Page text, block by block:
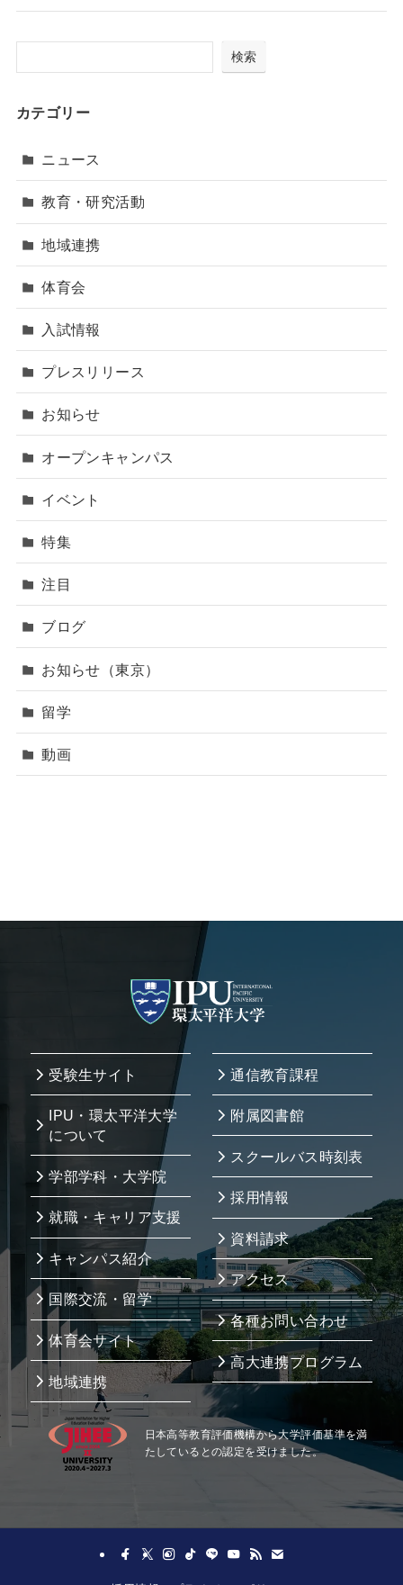
検索
カテゴリー
ニュース
教育・研究活動
地域連携
体育会
入試情報
プレスリリース
お知らせ
オープンキャンパス
イベント
特集
注目
ブログ
お知らせ（東京）
留学
動画
受験生サイト
IPU・環太平洋大学
について
学部学科・大学院
就職・キャリア支援
キャンパス紹介
国際交流・留学
体育会サイト
地域連携
通信教育課程
附属図書館
スクールバス時刻表
採用情報
資料請求
アクセス
各種お問い合わせ
高大連携プログラム
日本高等教育評価機構から大学評価基準を満
たしているとの認定を受けました。